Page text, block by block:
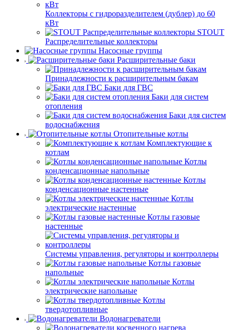
Коллекторы с гидроразделителем (дублер) до 60
кВт
STOUT
Распределительные коллекторы
Насосные группы
Расширительные баки
Принадлежности к расширительным бакам
Баки для ГВС
Баки для систем
отопления
Баки для систем
водоснабжения
Отопительные котлы
Комплектующие к
котлам
Котлы
конденсационные напольные
Котлы
конденсационные настенные
Котлы
электрические настенные
Котлы газовые
настенные
Системы управления, регуляторы и контроллеры
Котлы газовые
напольные
Котлы
электрические напольные
Котлы
твердотопливные
Водонагреватели